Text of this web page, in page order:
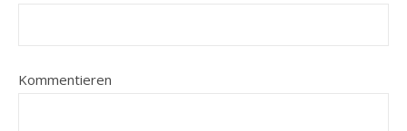
Kommentieren